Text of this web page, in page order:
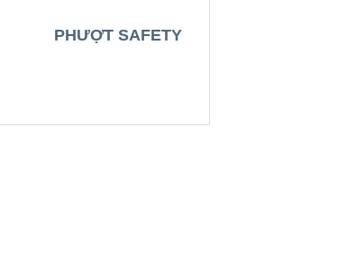
PHƯỢT SAFETY